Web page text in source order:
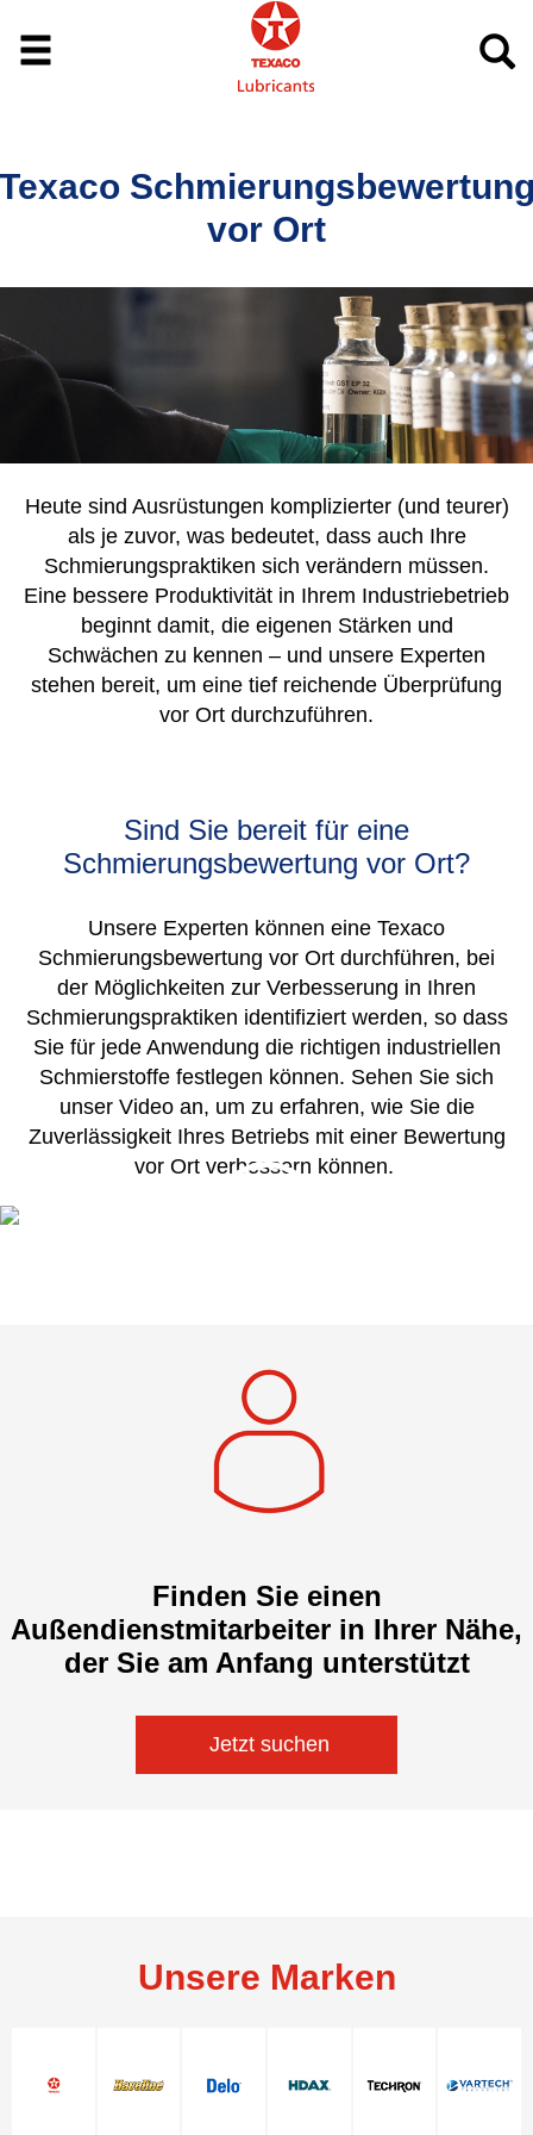
vor Ort
Heute sind Ausrüstungen komplizierter (und teurer)
als je zuvor, was bedeutet, dass auch Ihre
Schmierungspraktiken sich verändern müssen.
Eine bessere Produktivität in Ihrem Industriebetrieb
beginnt damit, die eigenen Stärken und
Schwächen zu kennen – und unsere Experten
stehen bereit, um eine tief reichende Überprüfung
vor Ort durchzuführen.
Sind Sie bereit für eine
Schmierungsbewertung vor Ort?
Unsere Experten können eine Texaco
Schmierungsbewertung vor Ort durchführen, bei
der Möglichkeiten zur Verbesserung in Ihren
Schmierungspraktiken identifiziert werden, so dass
Sie für jede Anwendung die richtigen industriellen
Schmierstoffe festlegen können. Sehen Sie sich
unser Video an, um zu erfahren, wie Sie die
Zuverlässigkeit Ihres Betriebs mit einer Bewertung
vor Ort verbessern können.
Finden Sie einen
Außendienstmitarbeiter in Ihrer Nähe,
der Sie am Anfang unterstützt
Jetzt suchen
Unsere Marken